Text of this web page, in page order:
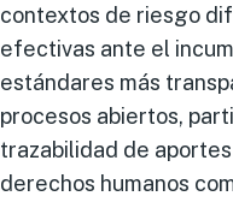
contextos de riesgo
efectivas ante el
estándares más
procesos abiertos,
trazabilidad de
derechos humanos